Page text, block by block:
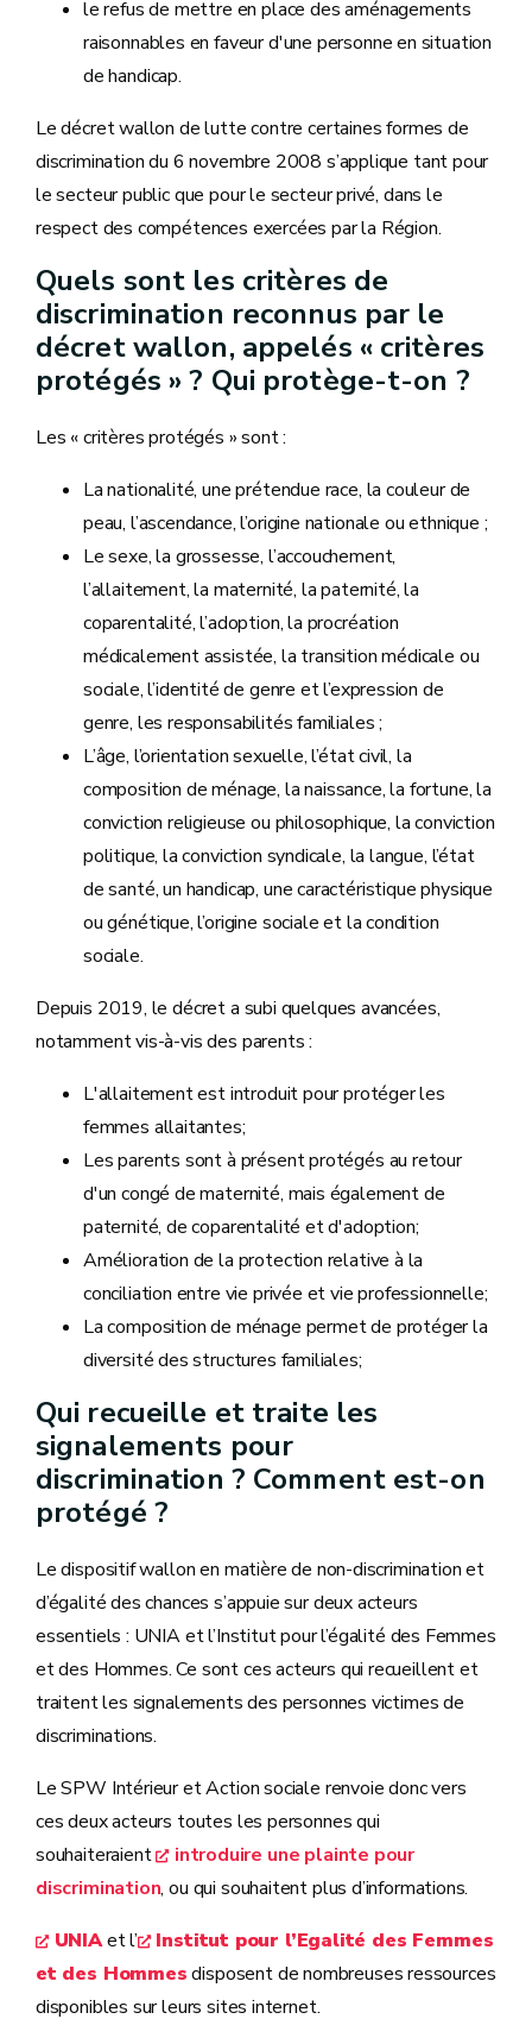
le refus de mettre en place des aménagements
raisonnables en faveur d'une personne en situation
de handicap.
Le décret wallon de lutte contre certaines formes de
discrimination du 6 novembre 2008 s’applique tant pour
le secteur public que pour le secteur privé, dans le
respect des compétences exercées par la Région.
Quels sont les critères de
discrimination reconnus par le
décret wallon, appelés « critères
protégés » ? Qui protège-t-on ?
Les « critères protégés » sont :
La nationalité, une prétendue race, la couleur de
peau, l’ascendance, l’origine nationale ou ethnique ;
Le sexe, la grossesse, l’accouchement,
l’allaitement, la maternité, la paternité, la
coparentalité, l’adoption, la procréation
médicalement assistée, la transition médicale ou
sociale, l’identité de genre et l’expression de
genre, les responsabilités familiales ;
L’âge, l’orientation sexuelle, l’état civil, la
composition de ménage, la naissance, la fortune, la
conviction religieuse ou philosophique, la conviction
politique, la conviction syndicale, la langue, l’état
de santé, un handicap, une caractéristique physique
ou génétique, l’origine sociale et la condition
sociale.
Depuis 2019, le décret a subi quelques avancées,
notamment vis-à-vis des parents :
L'allaitement est introduit pour protéger les
femmes allaitantes;
Les parents sont à présent protégés au retour
d'un congé de maternité, mais également de
paternité, de coparentalité et d'adoption;
Amélioration de la protection relative à la
conciliation entre vie privée et vie professionnelle;
La composition de ménage permet de protéger la
diversité des structures familiales;
Qui recueille et traite les
signalements pour
discrimination ? Comment est-on
protégé ?
Le dispositif wallon en matière de non-discrimination et
d’égalité des chances s’appuie sur deux acteurs
essentiels : UNIA et l’Institut pour l’égalité des Femmes
et des Hommes. Ce sont ces acteurs qui recueillent et
traitent les signalements des personnes victimes de
discriminations.
Le SPW Intérieur et Action sociale renvoie donc vers
ces deux acteurs toutes les personnes qui
souhaiteraient
introduire une plainte pour
discrimination, ou qui souhaitent plus d’informations.
UNIAet l’
Institut pour l’Egalité des Femmes
et des Hommesdisposent de nombreuses ressources
disponibles sur leurs sites internet.